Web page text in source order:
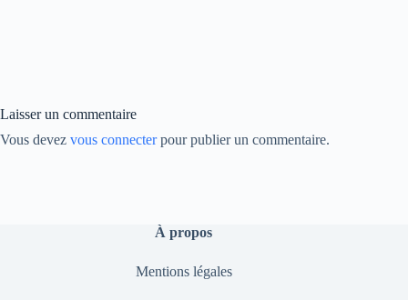
Laisser un commentaire
Vous devez vous connecterpour publier un commentaire.
À propos
Mentions légales